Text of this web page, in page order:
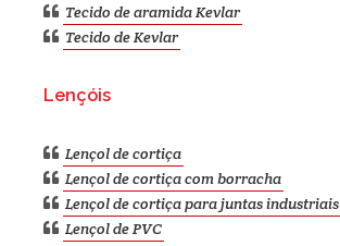
Tecido de aramida Kevlar
Tecido de Kevlar
Lençóis
Lençol de cortiça
Lençol de cortiça com borracha
Lençol de cortiça para juntas industriais
Lençol de PVC